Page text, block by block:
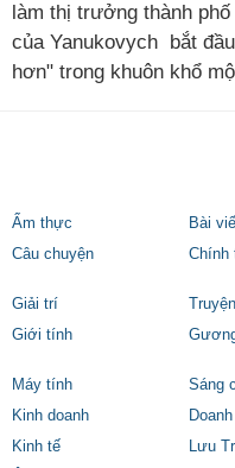
làm thị trưởng thành
của Yanukovych bắt
hơn" trong khuôn khổ
Ẩm thực Bài
Câu chuyện
Chính
Giải trí
Giới tính
Máy tính
Sáng
Kinh doanh
Kinh tế
Lưu